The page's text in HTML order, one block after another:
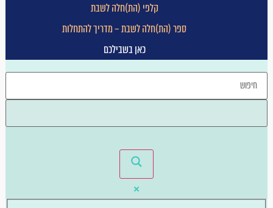
קלפי (הת)חלה לשבת
ספר (הת)חלה לשבת – מדריך להתחלות
כאן בשבילכם